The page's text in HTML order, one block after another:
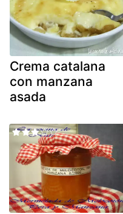
Crema catalana
con manzana
asada